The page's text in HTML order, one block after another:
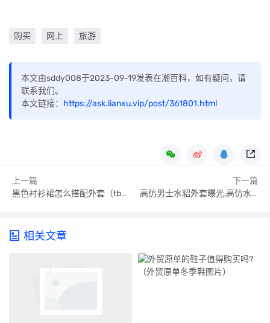
购买 网上 旅游
本文由sddy008于2023-09-19发表在潮百科，如有疑问，请
联系我们。
本文链接： https://ask.lianxu.vip/post/361801.html
上一篇
黑色衬衫裙怎么搭配外套（tb黑色衬衫裙）
下一篇
高仿男士水貂外套曝光,高仿水貂绒的缺点
相关文章